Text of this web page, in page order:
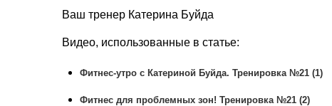
Ваш тренер Катерина Буйда
Видео, использованные в статье:
Фитнес-утро с Катериной Буйда. Тренировка №21 (1)
Фитнес для проблемных зон! Тренировка №21 (2)